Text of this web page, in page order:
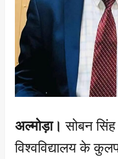
अल्मोड़ा। सोबन सिंह
विश्वविद्यालय के